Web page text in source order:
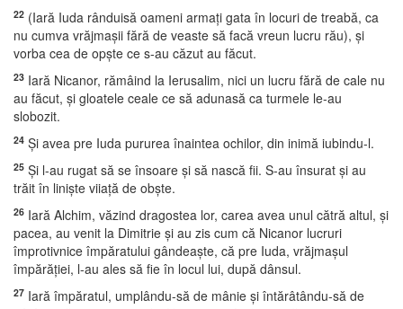
22 (Iară Iuda rânduisă oameni armaţi gata în locuri de treabă, ca
nu cumva vrăjmaşii fără de veaste să facă vreun lucru rău), şi
vorba cea de opşte ce s-au căzut au făcut.
23 Iară Nicanor, rămâind la Ierusalim, nici un lucru fără de cale nu
au făcut, şi gloatele ceale ce să adunasă ca turmele le-au
slobozit.
24 Şi avea pre Iuda pururea înaintea ochilor, din inimă iubindu-l.
25 Şi l-au rugat să se însoare şi să nască fii. S-au însurat şi au
trăit în linişte viiaţă de obşte.
26 Iară Alchim, văzind dragostea lor, carea avea unul cătră altul, şi
pacea, au venit la Dimitrie şi au zis cum că Nicanor lucruri
împrotivnice împăratului gândeaşte, că pre Iuda, vrăjmaşul
împărăţiei, l-au ales să fie în locul lui, după dânsul.
27 Iară împăratul, umplându-să de mânie şi întărâtându-să de